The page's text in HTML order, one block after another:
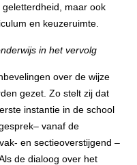
geletterdheid, maar ook
en keuzeruimte.
in het vervolg
over de wijze
gezet. Zo stelt zij dat
instantie in de school
vanaf de
en sectieoverstijgend –
de dialoog over het